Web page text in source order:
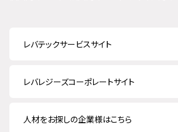
レバテックサービスサイト
レバレジーズコーポレートサイト
人材をお探しの企業様はこちら